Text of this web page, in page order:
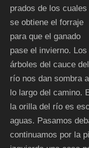
prados de los cuales
se obtiene el forraje
para que el ganado
pase el invierno. Los
árboles del cauce del
río nos dan sombra a
lo largo del camino.
la orilla del río es
aguas. Pasamos
continuamos por la